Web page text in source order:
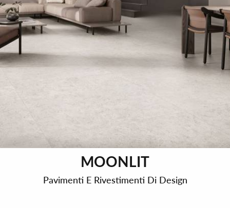
MOONLIT
Pavimenti E Rivestimenti Di Design